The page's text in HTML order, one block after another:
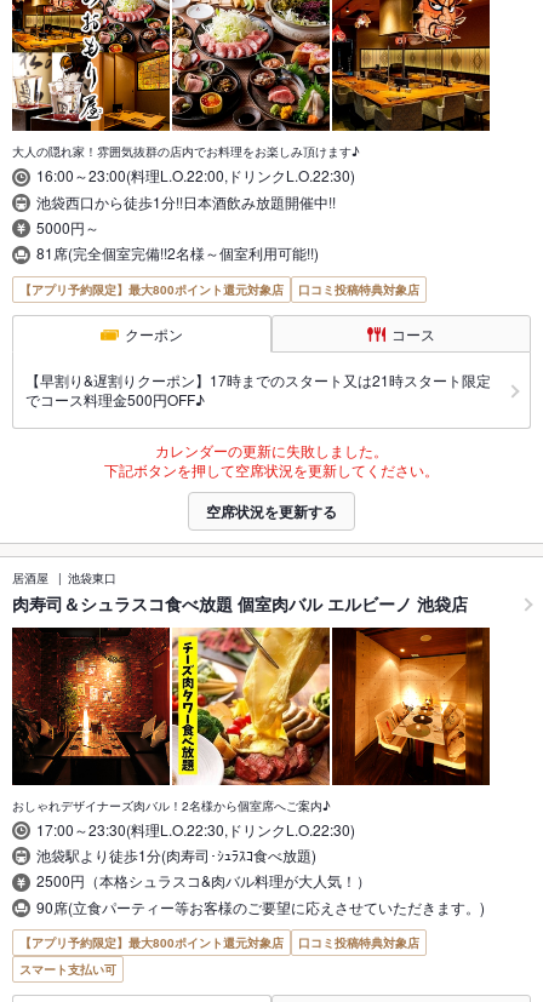
大人の隠れ家！雰囲気抜群の店内でお料理をお楽しみ頂けます♪
16:00～23:00(料理L.O.22:00,ドリンクL.O.22:30)
池袋西口から徒歩1分!!日本酒飲み放題開催中!!
5000円～
81席(完全個室完備!!2名様～個室利用可能!!)
【アプリ予約限定】最大800ポイント還元対象店 口コミ投稿特典対象店
クーポン コース
【早割り&遅割りクーポン】17時までのスタート又は21時スタート限定
でコース料理金500円OFF♪
カレンダーの更新に失敗しました。
下記ボタンを押して空席状況を更新してください。
空席状況を更新する
居酒屋 池袋東口
肉寿司＆シュラスコ食べ放題 個室肉バル エルビーノ 池袋店
おしゃれデザイナーズ肉バル！2名様から個室席へご案内♪
17:00～23:30(料理L.O.22:30,ドリンクL.O.22:30)
池袋駅より徒歩1分(肉寿司･ｼｭﾗｽｺ食べ放題)
2500円（本格シュラスコ&肉バル料理が大人気！）
90席(立食パーティー等お客様のご要望に応えさせていただきます。)
【アプリ予約限定】最大800ポイント還元対象店
口コミ投稿特典対象店
スマート支払い可